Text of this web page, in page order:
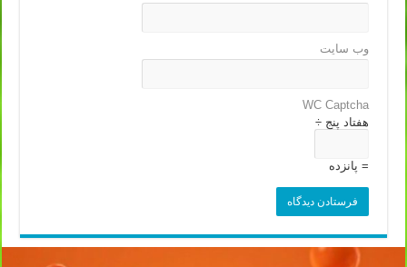
وب‌ سایت
WC Captcha
هفتاد پنج ÷
= پانزده